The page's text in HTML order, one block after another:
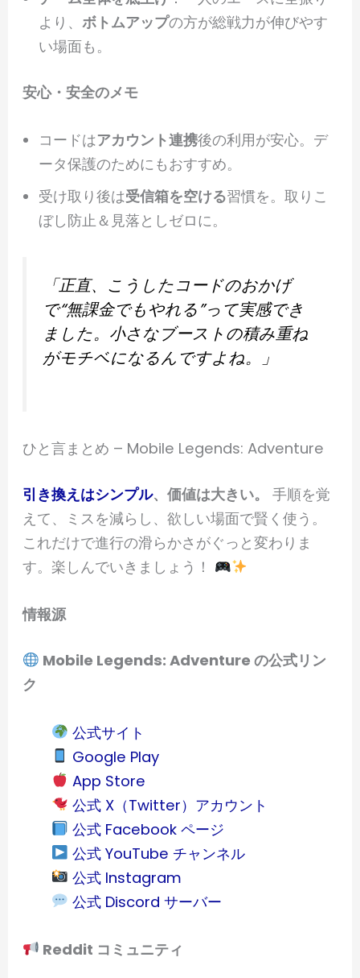
より、ボトムアップの方が総戦力が伸びやす
い場面も。
安心・安全のメモ
コードはアカウント連携後の利用が安心。デ
ータ保護のためにもおすすめ。
受け取り後は受信箱を空ける習慣を。取りこ
ぼし防止＆見落としゼロに。
「正直、こうしたコードのおかげ
で“無課金でもやれる”って実感でき
ました。小さなブーストの積み重ね
がモチベになるんですよね。」
ひと言まとめ – Mobile Legends: Adventure
引き換えはシンプル、価値は大きい。
手順を覚
えて、ミスを減らし、欲しい場面で賢く使う。
これだけで進行の滑らかさがぐっと変わりま
す。楽しんでいきましょう！
情報源
Mobile Legends: Adventure の公式リン
ク
公式サイト
Google Play
App Store
公式 X（Twitter）アカウント
公式 Facebook ページ
公式 YouTube チャンネル
公式 Instagram
公式 Discord サーバー
Reddit コミュニティ